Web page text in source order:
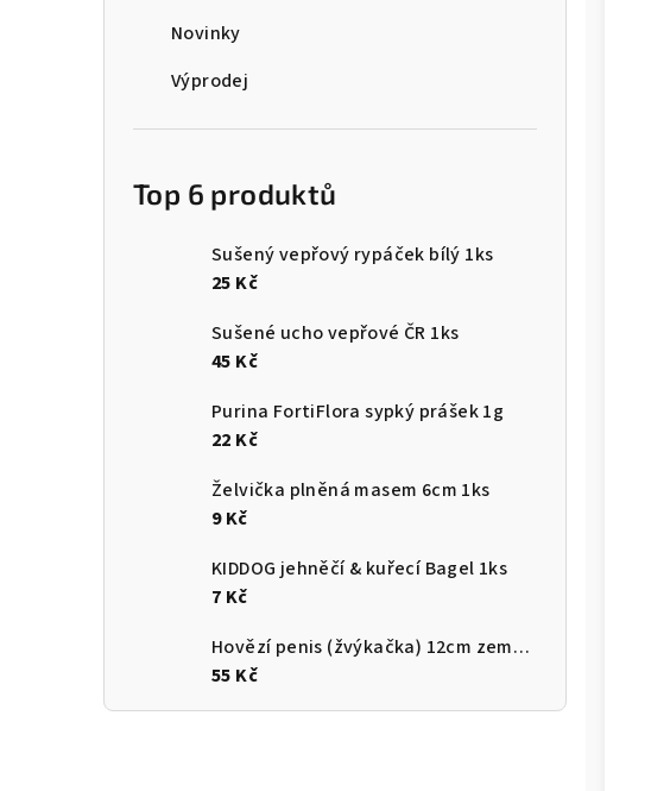
Novinky
Výprodej
Top 6 produktů
Sušený vepřový rypáček bílý 1ks
25 Kč
Sušené ucho vepřové ČR 1ks
45 Kč
Purina FortiFlora sypký prášek 1g
22 Kč
Želvička plněná masem 6cm 1ks
9 Kč
KIDDOG jehněčí & kuřecí Bagel 1ks
7 Kč
Hovězí penis (žvýkačka) 12cm země původu ČR
55 Kč